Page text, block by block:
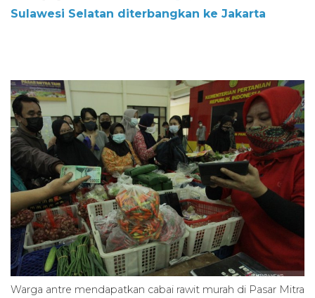
Sulawesi Selatan diterbangkan ke Jakarta
Warga antre mendapatkan cabai rawit murah di Pasar Mitra